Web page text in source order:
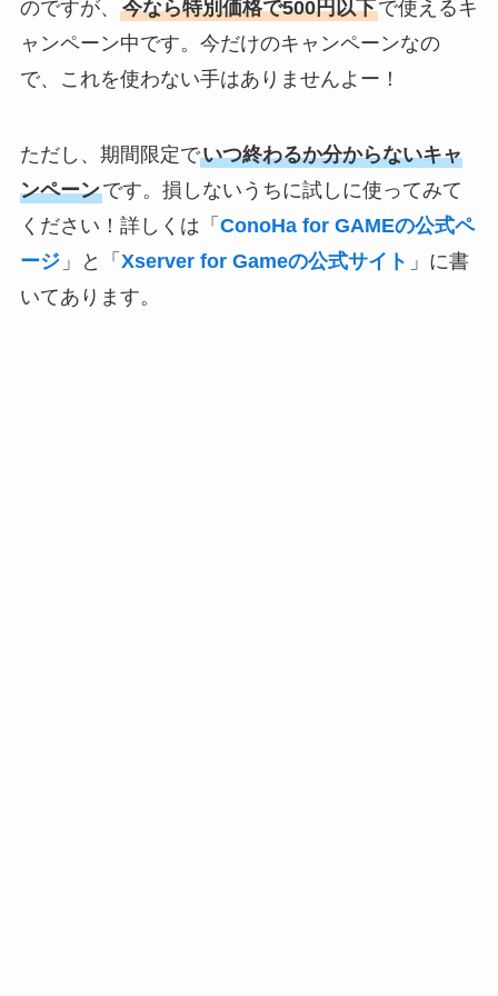
のですが、 今なら特別価格で500円以下で使えるキ
ャンペーン中です。今だけのキャンペーンなの
で、これを使わない手はありませんよー！
ただし、期間限定でいつ終わるか分からないキャ
ンペーンです。損しないうちに試しに使ってみて
ください！詳しくは「 ConoHa for GAMEの公式ペ
ージ 」と「 Xserver for Gameの公式サイト 」に書
いてあります。